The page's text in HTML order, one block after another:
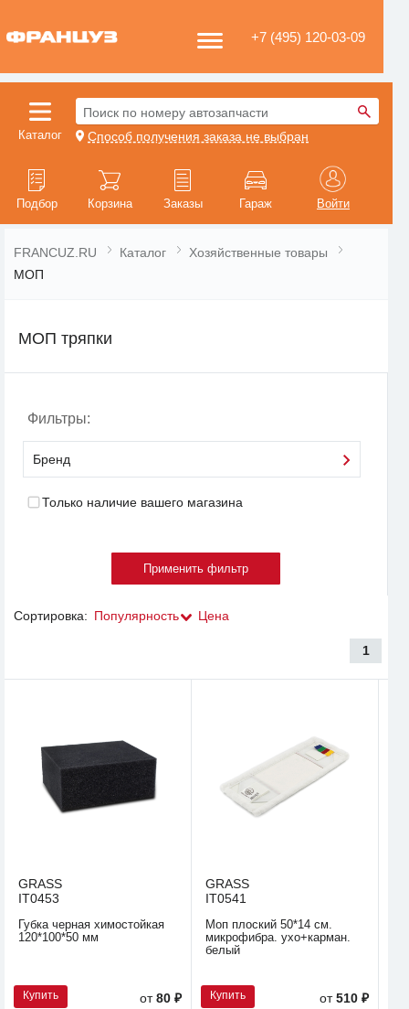
+7 (495) 120-03-09
Каталог
Поиск по номеру автозапчасти
Способ получения заказа не выбран
Подбор Корзина Заказы Гараж Войти
FRANCUZ.RU Каталог
Хозяйственные товары
МОП
МОП тряпки
Фильтры:
Бренд
Только наличие вашего магазина
Сортировка: Популярность Цена
1
GRASS
IT0453
Губка черная химостойкая
120*100*50 мм
Купить от80 ₽
GRASS
IT0541
Моп плоский 50*14 см.
микрофибра. ухо+карман.
белый
Купить от510 ₽